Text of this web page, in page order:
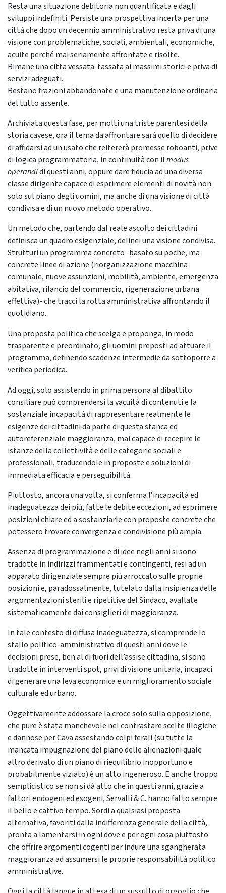
Resta una situazione debitoria non quantificata e dagli
sviluppi indefiniti. Persiste una prospettiva incerta per una
città che dopo un decennio amministrativo resta priva di una
visione con problematiche, sociali, ambientali, economiche,
acuite perché mai seriamente affrontate e risolte.
Rimane una citta vessata: tassata ai massimi storici e priva di
servizi adeguati.
Restano frazioni abbandonate e una manutenzione ordinaria
del tutto assente.
Archiviata questa fase, per molti una triste parentesi della
storia cavese, ora il tema da affrontare sarà quello di decidere
di affidarsi ad un usato che reitererà promesse roboanti, prive
di logica programmatoria, in continuità con ilmodus
operandidi questi anni, oppure dare fiducia ad una diversa
classe dirigente capace di esprimere elementi di novità non
solo sul piano degli uomini, ma anche di una visione di città
condivisa e di un nuovo metodo operativo.
Un metodo che, partendo dal reale ascolto dei cittadini
definisca un quadro esigenziale, delinei una visione condivisa.
Strutturi un programma concreto -basato su poche, ma
concrete linee di azione (riorganizzazione macchina
comunale, nuove assunzioni, mobilità, ambiente, emergenza
abitativa, rilancio del commercio, rigenerazione urbana
effettiva)- che tracci la rotta amministrativa affrontando il
quotidiano.
Una proposta politica che scelga e proponga, in modo
trasparente e preordinato, gli uomini preposti ad attuare il
programma, definendo scadenze intermedie da sottoporre a
verifica periodica.
Ad oggi, solo assistendo in prima persona al dibattito
consiliare può comprendersi la vacuità di contenuti e la
sostanziale incapacità di rappresentare realmente le
esigenze dei cittadini da parte di questa stanca ed
autoreferenziale maggioranza, mai capace di recepire le
istanze della collettività e delle categorie sociali e
professionali, traducendole in proposte e soluzioni di
immediata efficacia e perseguibilità.
Piuttosto, ancora una volta, si conferma l’incapacità ed
inadeguatezza dei più, fatte le debite eccezioni, ad esprimere
posizioni chiare ed a sostanziarle con proposte concrete che
potessero trovare convergenza e condivisione più ampia.
Assenza di programmazione e di idee negli anni si sono
tradotte in indirizzi frammentati e contingenti, resi ad un
apparato dirigenziale sempre più arroccato sulle proprie
posizioni e, paradossalmente, tutelato dalla insipienza delle
argomentazioni sterili e ripetitive del Sindaco, avallate
sistematicamente dai consiglieri di maggioranza.
In tale contesto di diffusa inadeguatezza, si comprende lo
stallo politico-amministrativo di questi anni dove le
decisioni prese, ben al di fuori dell’assise cittadina, si sono
tradotte in interventi spot, privi di visione unitaria, incapaci
di generare una leva economica e un miglioramento sociale
culturale ed urbano.
Oggettivamente addossare la croce solo sulla opposizione,
che pure è stata manchevole nel contrastare scelte illogiche
e dannose per Cava assestando colpi ferali (su tutte la
mancata impugnazione del piano delle alienazioni quale
altro derivato di un piano di riequilibrio inopportuno e
probabilmente viziato) è un atto ingeneroso. E anche troppo
semplicistico se non si dà atto che in questi anni, grazie a
fattori endogeni ed esogeni, Servalli & C. hanno fatto sempre
il bello e cattivo tempo. Sordi a qualsiasi proposta
alternativa, favoriti dalla indifferenza generale della città,
pronta a lamentarsi in ogni dove e per ogni cosa piuttosto
che offrire argomenti cogenti per indure una sgangherata
maggioranza ad assumersi le proprie responsabilità politico
amministrative.